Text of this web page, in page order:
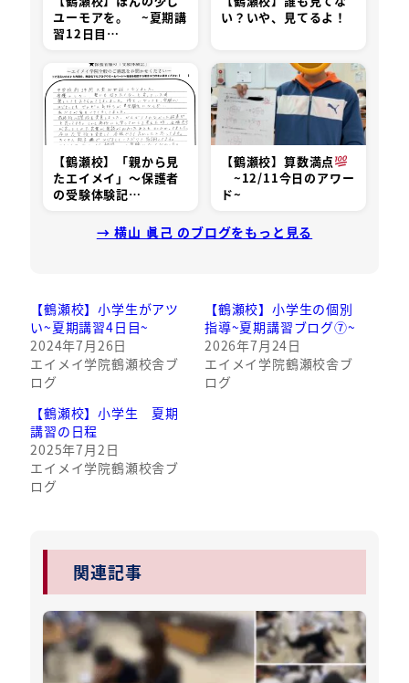
ユーモアを。 ~夏期講
習12日目…
い？いや、見てるよ！
【鶴瀬校】「親から見
たエイメイ」～保護者
の受験体験記…
【鶴瀬校】算数満点
~12/11今日のアワー
ド~
→ 横山 眞己 のブログをもっと見る
【鶴瀬校】小学生がアツ
い~夏期講習4日目~
2024年7月26日
エイメイ学院鶴瀬校舎ブ
ログ
【鶴瀬校】小学生の個別
指導~夏期講習ブログ⑦~
2026年7月24日
エイメイ学院鶴瀬校舎ブ
ログ
【鶴瀬校】小学生 夏期
講習の日程
2025年7月2日
エイメイ学院鶴瀬校舎ブ
ログ
関連記事